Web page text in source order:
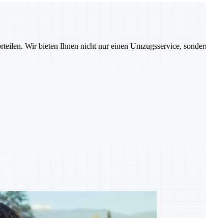
Wir bieten Ihnen nicht nur einen Umzugsservice,